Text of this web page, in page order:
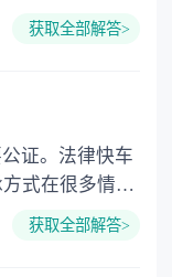
是没有增值税
4. 土
获取全部解答>
式在很多情况
需要公正的也
获取全部解答>